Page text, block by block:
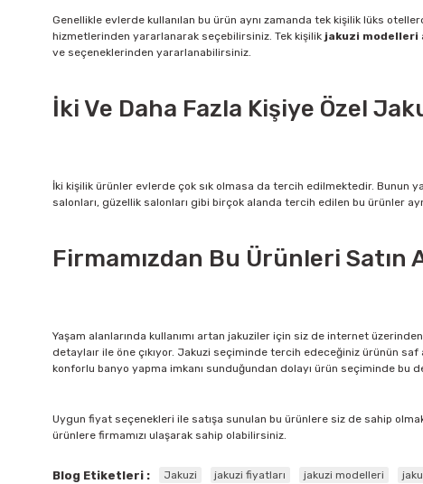
Genellikle evlerde kullanılan bu ürün aynı zamanda tek kişilik lüks
hizmetlerinden yararlanarak seçebilirsiniz. Tek kişilik jakuzi modelleri
ve seçeneklerinden yararlanabilirsiniz.
İki Ve Daha Fazla Kişiye Özel
İki kişilik ürünler evlerde çok sık olmasa da tercih edilmektedir. Bunun
salonları, güzellik salonları gibi birçok alanda tercih edilen bu ürünler
Firmamızdan Bu Ürünleri Satın
Yaşam alanlarında kullanımı artan jakuziler için siz de internet
detaylaır ile öne çıkıyor. Jakuzi seçiminde tercih edeceğiniz ürünün saf
konforlu banyo yapma imkanı sunduğundan dolayı ürün seçiminde
Uygun fiyat seçenekleri ile satışa sunulan bu ürünlere siz de sahip
ürünlere firmamızı ulaşarak sahip olabilirsiniz.
Blog Etiketleri : Jakuzi jakuzi fiyatları jakuzi modelleri